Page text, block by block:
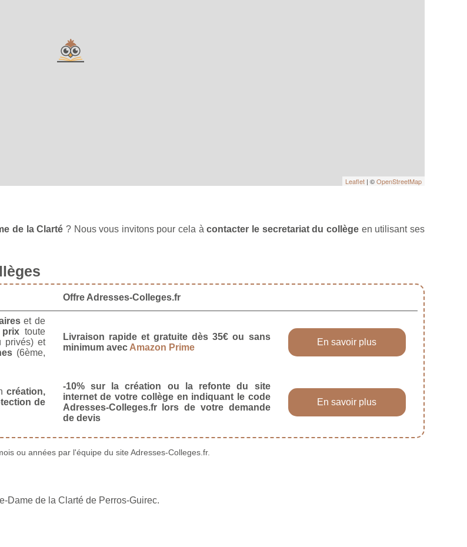
Leaflet | ©OpenStreetMap
de la Clarté ? Nous vous invitons pour cela àcontacter le secretariat du collège en utilisant ses
Offre Adresses-Colleges.fr
et de
prixtoute
et
(6ème,
Livraison rapide et gratuite dès 35€ ou sans
minimum avec Amazon Prime
En savoir plus
création,
de
-10% sur la création ou la refonte du site
internet de votre collège en indiquant le code
Adresses-Colleges.fr lors de votre demande
de devis
En savoir plus
ou années par l'équipe du site Adresses-Colleges.fr.
Dame de la Clarté de Perros-Guirec.